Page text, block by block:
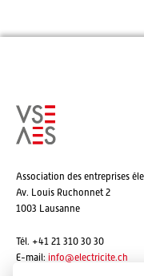
Association des entreprises
Av. Louis Ruchonnet 2
1003 Lausanne
Tél. +41 21 310 30 30
E-mail: info@electricite.ch